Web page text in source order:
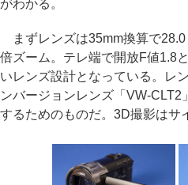
がわかる。
まずレンズは35mm換算で
倍ズーム。テレ端で開放F値1.8
いレンズ設計となっている。レ
ンバージョンレンズ「VW-CLT2
するためのものだ。3D撮影はサ